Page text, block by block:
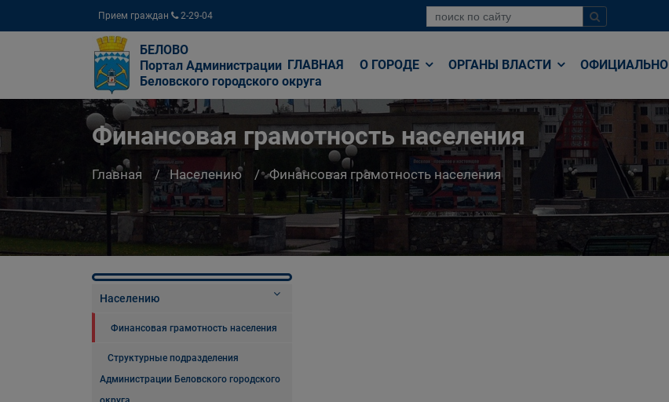
Прием граждан 2-29-04
БЕЛОВО
Портал Администрации
Беловского городского округа
ГЛАВНАЯ О ГОРОДЕ ОРГАНЫ ВЛАСТИ ОФИЦИАЛЬНО
Финансовая грамотность населения
Главная Населению Финансовая грамотность населения
Населению
Финансовая грамотность населения
Структурные подразделения
Администрации Беловского городского